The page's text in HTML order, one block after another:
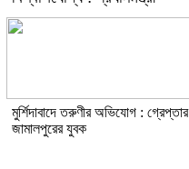
মুর্শিদাবাদে তরুণীর অভিযোগ : গ্রেপ্তার
জামালপুরের যুবক